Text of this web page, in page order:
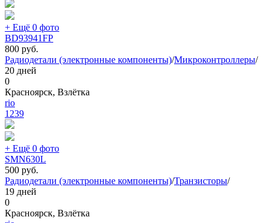
+ Ещё 0 фото
BD93941FP
800 руб.
Радиодетали (электронные компоненты)/Микроконтроллеры/
20 дней
0
Красноярск, Взлётка
rio
1239
+ Ещё 0 фото
SMN630L
500 руб.
Радиодетали (электронные компоненты)/Транзисторы/
19 дней
0
Красноярск, Взлётка